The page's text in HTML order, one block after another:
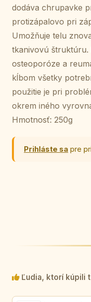
dodáva chrupavke
protizápalovo pri
Umožňuje telu
tkanivovú
osteoporóze a
kĺbom všetky
použitie je pri
okrem iného
Hmotnosť: 250g
Prihláste sa pre
Ľudia, ktorí kúpili